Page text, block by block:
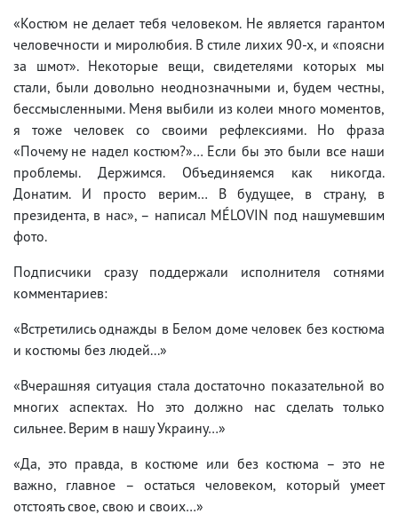
«Костюм не делает тебя человеком. Не является гарантом
человечности и миролюбия. В стиле лихих 90-х, и «поясни
за шмот». Некоторые вещи, свидетелями которых мы
стали, были довольно неоднозначными и, будем честны,
бессмысленными. Меня выбили из колеи много моментов,
я тоже человек со своими рефлексиями. Но фраза
«Почему не надел костюм?»… Если бы это были все наши
проблемы. Держимся. Объединяемся как никогда.
Донатим. И просто верим… В будущее, в страну, в
президента, в нас», – написал MÉLOVIN под нашумевшим
фото.
Подписчики сразу поддержали исполнителя сотнями
комментариев:
«Встретились однажды в Белом доме человек без костюма
и костюмы без людей...»
«Вчерашняя ситуация стала достаточно показательной во
многих аспектах. Но это должно нас сделать только
сильнее. Верим в нашу Украину…»
«Да, это правда, в костюме или без костюма – это не
важно, главное – остаться человеком, который умеет
отстоять свое, свою и своих…»